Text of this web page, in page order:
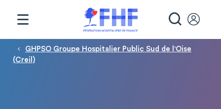
Fil d'Ariane
GHPSO Groupe Hospitalier Public Sud de l'Oise
(Creil)
Panneau de gestion des cookies